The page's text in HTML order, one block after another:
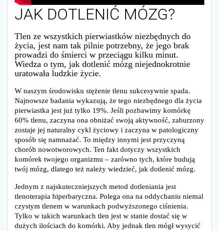
JAK DOTLENIĆ MÓZG?
Tlen ze wszystkich pierwiastków niezbędnych do
życia, jest nam tak pilnie potrzebny, że jego brak
prowadzi do śmierci w przeciągu kilku minut.
Wiedza o tym, jak dotlenić mózg niejednokrotnie
uratowała ludzkie życie.
W naszym środowisku stężenie tlenu sukcesywnie spada.
Najnowsze badania wykazują, że tego niezbędnego dla życia
pierwiastka jest już tylko 19%. Jeśli pozbawimy komórkę
60% tlenu, zaczyna ona obniżać swoją aktywność, zaburzony
zostaje jej naturalny cykl życiowy i zaczyna w patologiczny
sposób się namnażać. To między innymi jest przyczyną
chorób nowotworowych. Ten fakt dotyczy wszystkich
komórek twojego organizmu – zarówno tych, które budują
twój mózg, dlatego też należy wiedzieć, jak dotlenić mózg.
Jednym z najskuteczniejszych metod dotleniania jest
tlenoterapia hiperbaryczna. Polega ona na oddychaniu niemal
czystym tlenem w warunkach podwyższonego ciśnienia.
Tylko w takich warunkach tlen jest w stanie dostać się w
dużych ilościach do komórki. Aby jednak tlen mógł wysycić